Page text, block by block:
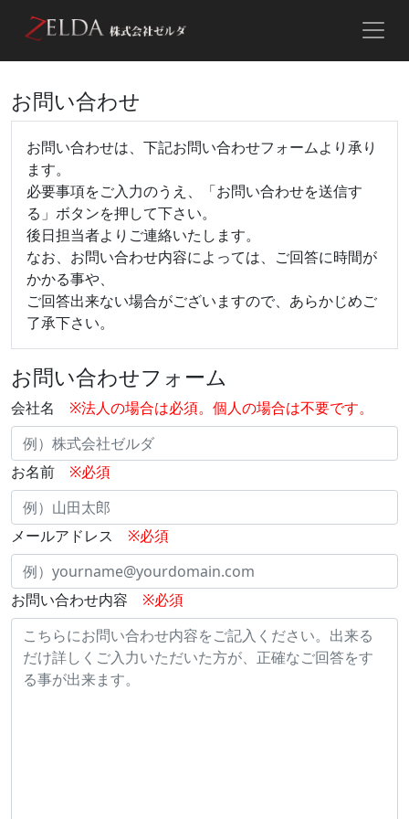
お問い合わせ
お問い合わせは、下記お問い合わせフォームより承り
ます。
必要事項をご入力のうえ、「お問い合わせを送信す
る」ボタンを押して下さい。
後日担当者よりご連絡いたします。
なお、お問い合わせ内容によっては、ご回答に時間が
かかる事や、
ご回答出来ない場合がございますので、あらかじめご
了承下さい。
お問い合わせフォーム
会社名 ※法人の場合は必須。個人の場合は不要です。
お名前 ※必須
メールアドレス ※必須
お問い合わせ内容 ※必須